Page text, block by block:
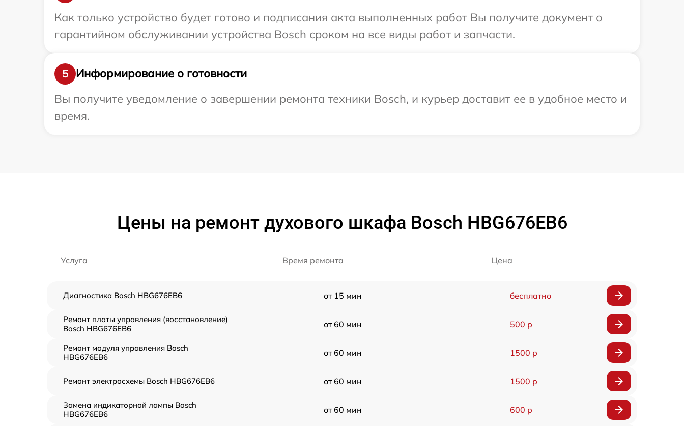
Как только устройство будет готово и подписания акта выполненных работ Вы получите документ о
гарантийном обслуживании устройства Bosch сроком на все виды работ и запчасти.
5
Информирование о готовности
Вы получите уведомление о завершении ремонта техники Bosch, и курьер доставит ее в удобное место и
время.
Цены на ремонт духового шкафа Bosch HBG676EB6
Услуга Время ремонта Цена
Диагностика Bosch HBG676EB6 от 15 мин бесплатно
Ремонт платы управления (восстановление)
Bosch HBG676EB6
от 60 мин 500 р
Ремонт модуля управления Bosch
HBG676EB6
от 60 мин 1500 р
Ремонт электросхемы Bosch HBG676EB6 от 60 мин 1500 р
Замена индикаторной лампы Bosch
HBG676EB6
от 60 мин 600 р